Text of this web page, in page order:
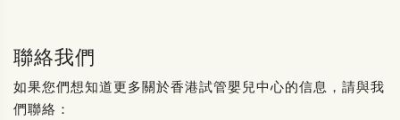
聯絡我們
如果您們想知道更多關於香港試管嬰兒中心的信息，請與我
們聯絡：